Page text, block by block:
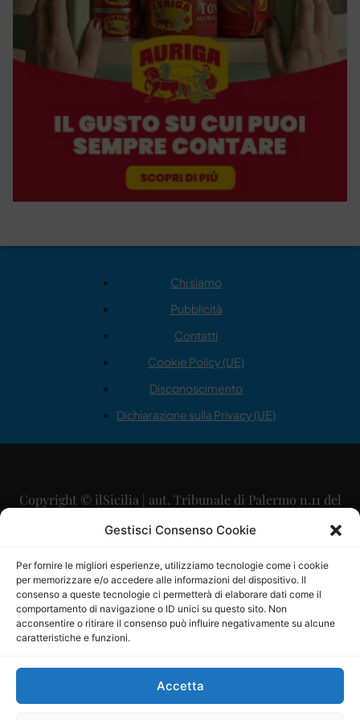
Gestisci Consenso Cookie
Per fornire le migliori esperienze, utilizziamo tecnologie come i cookie
per memorizzare e/o accedere alle informazioni del dispositivo. Il
consenso a queste tecnologie ci permetterà di elaborare dati come il
comportamento di navigazione o ID unici su questo sito. Non
acconsentire o ritirare il consenso può influire negativamente su alcune
caratteristiche e funzioni.
Accetta
Chi siamo
Pubblicità
Contatti
Cookie Policy (UE)
Disconoscimento
Dichiarazione sulla Privacy (UE)
Copyright © ilSicilia | aut. Tribunale di Palermo n.11 del
29/09/2015
Direttore Editoriale: Maurizio Scaglione
Direttore Responsabile: Maria Calabrese
P.IVA: 06334930820
Mercurio Comunicazione Società Cooperativa a r.l. è